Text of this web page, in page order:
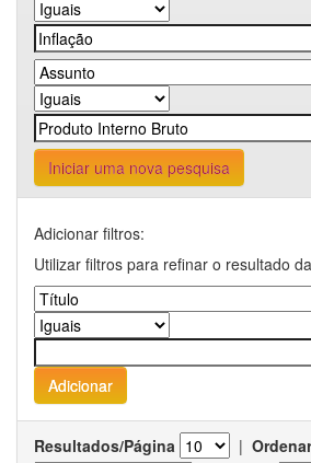
Iniciar uma nova pesquisa
Adicionar filtros:
Utilizar filtros para refinar o resultado
Resultados/Página |